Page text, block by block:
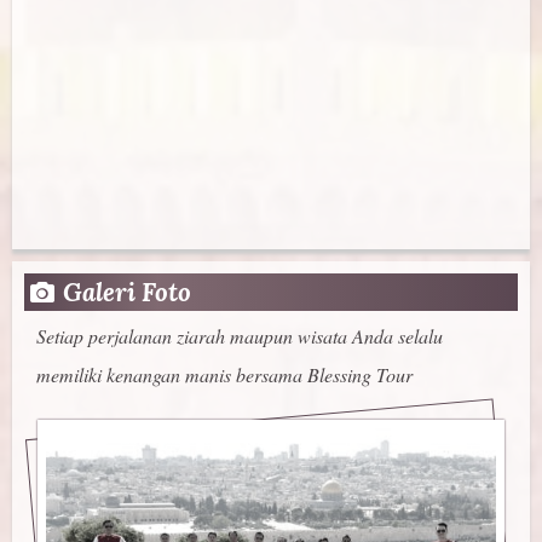
Galeri Foto
Setiap perjalanan ziarah maupun wisata Anda selalu
memiliki kenangan manis bersama Blessing Tour